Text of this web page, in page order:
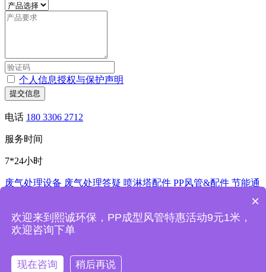
个人信息授权与保护声明
提交信息
电话 180 3306 2712
服务时间
7*24小时
废气处理设备 废气处理答疑 喷淋塔配件 PP风管&配件 节能通
熙诚环保废气处理设备喷淋塔厂家主要产品：PP喷淋塔,洗涤
管,pp风管以及相关通风管道配件等
×
欢迎来到熙诚环保，PP成型风管特惠活动9元1米，
欢迎咨询下单
现在咨询
稍后再说